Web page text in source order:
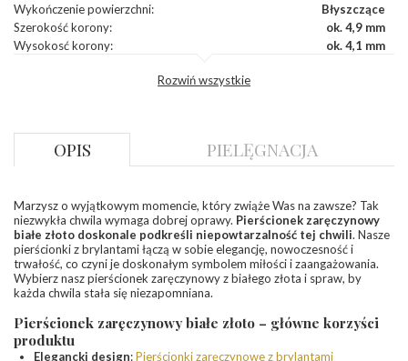
Wykończenie powierzchni:
Błyszczące
Szerokość korony:
ok. 4,9 mm
Wysokosć korony:
ok. 4,1 mm
Brylantowy okrągły
Barwa:
F
Czystość: VS
INNE PARAMETRY
Rozwiń wszystkie
OPIS PIELĘGNACJA
Marzysz o wyjątkowym momencie, który zwiąże Was na zawsze? Tak
niezwykła chwila wymaga dobrej oprawy. Pierścionek zaręczynowy
białe złoto doskonale podkreśli niepowtarzalność tej chwili. Nasze
pierścionki z brylantami łączą w sobie elegancję, nowoczesność i
trwałość, co czyni je doskonałym symbolem miłości i zaangażowania.
Wybierz nasz pierścionek zaręczynowy z białego złota i spraw, by
każda chwila stała się niezapomniana.
Pierścionek zaręczynowy białe złoto – główne korzyści
produktu
Elegancki design:Pierścionki zaręczynowe z brylantami